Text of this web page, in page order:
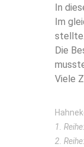
In
Im
Die
Viele
1.
2.